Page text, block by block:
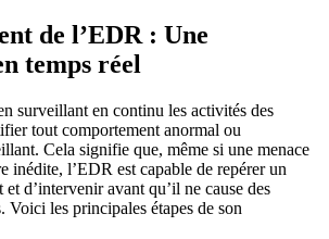
de l’EDR : Une
temps réel
surveillant en continu les activités des
tout comportement anormal ou
Cela signifie que, même si une menace
inédite, l’EDR est capable de repérer un
d’intervenir avant qu’il ne cause des
Voici les principales étapes de son